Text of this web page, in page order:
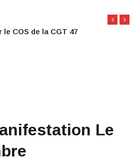
COS de la CGT 47
Le